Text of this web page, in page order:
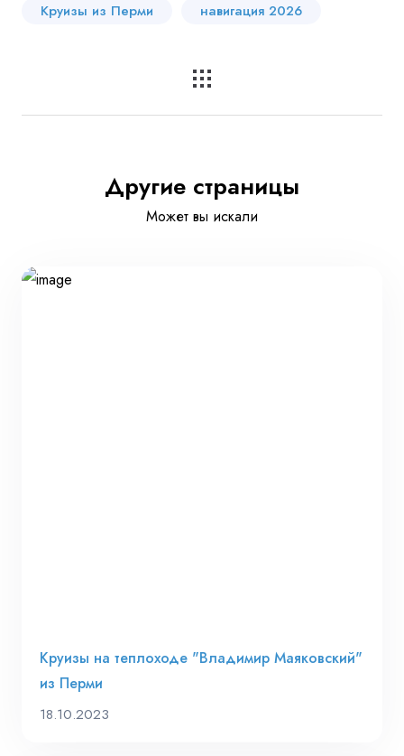
Круизы из Перми навигация 2026
Другие страницы
Может вы искали
Круизы на теплоходе "Владимир Маяковский"
из Перми
18.10.2023